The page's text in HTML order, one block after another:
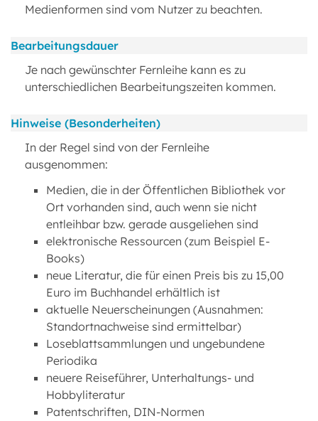
Medienformen sind vom Nutzer zu beachten.
Bearbeitungsdauer
Je nach gewünschter Fernleihe kann es zu
unterschiedlichen Bearbeitungszeiten kommen.
Hinweise (Besonderheiten)
In der Regel sind von der Fernleihe
ausgenommen:
Medien, die in der Öffentlichen Bibliothek vor
Ort vorhanden sind, auch wenn sie nicht
entleihbar bzw. gerade ausgeliehen sind
elektronische Ressourcen (zum Beispiel E-
Books)
neue Literatur, die für einen Preis bis zu 15,00
Euro im Buchhandel erhältlich ist
aktuelle Neuerscheinungen (Ausnahmen:
Standortnachweise sind ermittelbar)
Loseblattsammlungen und ungebundene
Periodika
neuere Reiseführer, Unterhaltungs- und
Hobbyliteratur
Patentschriften, DIN-Normen